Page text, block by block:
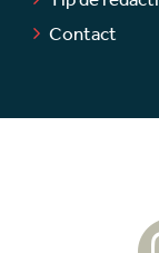
Contact